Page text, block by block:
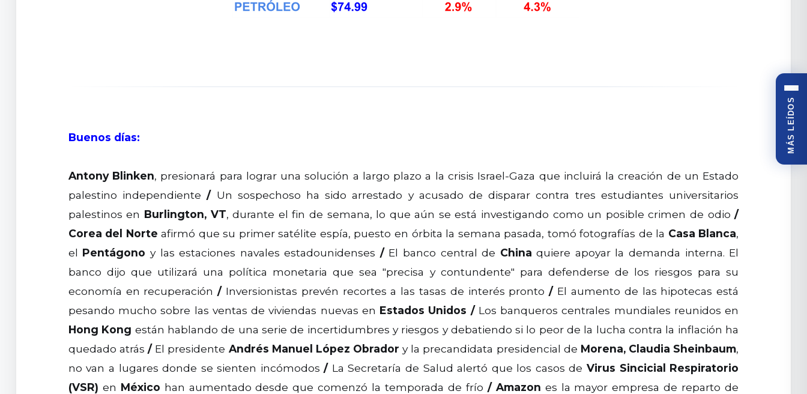
Buenos días:
Antony Blinken, presionará para lograr una solución a largo plazo a la crisis Israel-Gaza que incluirá la creación de un Estado
palestino independiente/Un sospechoso ha sido arrestado y acusado de disparar contra tres estudiantes universitarios
palestinos en Burlington, VT, durante el fin de semana, lo que aún se está investigando como un posible crimen de odio/
Corea del Norte afirmó que su primer satélite espía, puesto en órbita la semana pasada, tomó fotografías de la Casa Blanca,
el Pentágono y las estaciones navales estadounidenses /El banco central de China quiere apoyar la demanda interna. El
banco dijo que utilizará una política monetaria que sea "precisa y contundente" para defenderse de los riesgos para su
economía en recuperación/Inversionistas prevén recortes a las tasas de interés pronto/El aumento de las hipotecas está
pesando mucho sobre las ventas de viviendas nuevas en Estados Unidos /Los banqueros centrales mundiales reunidos en
Hong Kong están hablando de una serie de incertidumbres y riesgos y debatiendo si lo peor de la lucha contra la inflación ha
quedado atrás/El presidente Andrés Manuel López Obrador y la precandidata presidencial de Morena, Claudia Sheinbaum,
no van a lugares donde se sienten incómodos/La Secretaría de Salud alertó que los casos de Virus Sincicial Respiratorio
(VSR) en México han aumentado desde que comenzó la temporada de frío / Amazon es la mayor empresa de reparto de
MÁS LEÍDOS